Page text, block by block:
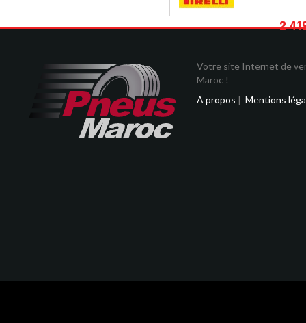
2
Votre site Internet de
Maroc !
A propos | Mentions